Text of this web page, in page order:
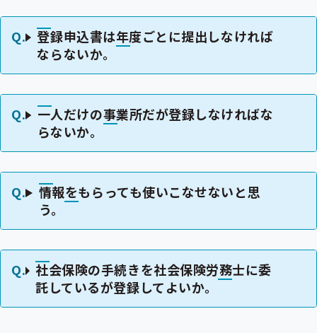
登録申込書は年度ごとに提出しなければ
ならないか。
一人だけの事業所だが登録しなければな
らないか。
情報をもらっても使いこなせないと思
う。
社会保険の手続きを社会保険労務士に委
託しているが登録してよいか。